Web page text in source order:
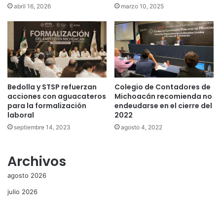
abril 16, 2026 marzo 10, 2025
Bedolla y STSP refuerzan
acciones con aguacateros
para la formalización
laboral
septiembre 14, 2023
Colegio de Contadores de
Michoacán recomienda no
endeudarse en el cierre del
2022
agosto 4, 2022
Archivos
agosto 2026
julio 2026